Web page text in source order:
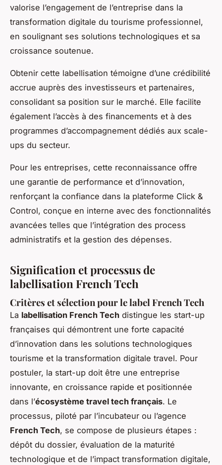
valorise l’engagement de l’entreprise dans la
transformation digitale du tourisme professionnel,
en soulignant ses solutions technologiques et sa
croissance soutenue.
Obtenir cette labellisation témoigne d’une crédibilité
accrue auprès des investisseurs et partenaires,
consolidant sa position sur le marché. Elle facilite
également l’accès à des financements et à des
programmes d’accompagnement dédiés aux scale-
ups du secteur.
Pour les entreprises, cette reconnaissance offre
une garantie de performance et d’innovation,
renforçant la confiance dans la plateforme Click &
Control, conçue en interne avec des fonctionnalités
avancées telles que l’intégration des process
administratifs et la gestion des dépenses.
Signification et processus de
labellisation French Tech
Critères et sélection pour le label French Tech
La labellisation French Tech distingue les start-up
françaises qui démontrent une forte capacité
d’innovation dans les solutions technologiques
tourisme et la transformation digitale travel. Pour
postuler, la start-up doit être une entreprise
innovante, en croissance rapide et positionnée
dans l’écosystème travel tech français. Le
processus, piloté par l’incubateur ou l’agence
French Tech, se compose de plusieurs étapes :
dépôt du dossier, évaluation de la maturité
technologique et de l’impact transformation digitale,